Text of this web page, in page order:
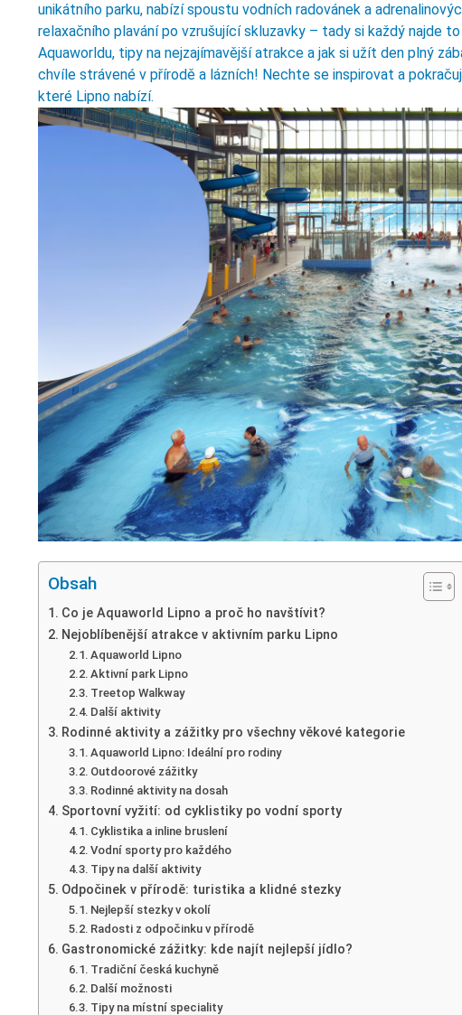
unikátního parku, nabízí spoustu vodních radovánek a
relaxačního plavání po vzrušující skluzavky – tady si každý najde
Aquaworldu, tipy na nejzajímavější atrakce a jak si užít den plný
chvíle strávené v přírodě a lázních! Nechte se inspirovat a
které Lipno nabízí.
Obsah
Co je Aquaworld Lipno a proč ho navštívit?
Nejoblíbenější atrakce v aktivním parku Lipno
Aquaworld Lipno
Aktivní park Lipno
Treetop Walkway
Další aktivity
Rodinné aktivity a zážitky pro všechny věkové kategorie
Aquaworld Lipno: Ideální pro rodiny
Outdoorové zážitky
Rodinné aktivity na dosah
Sportovní vyžití: od cyklistiky po vodní sporty
Cyklistika a inline bruslení
Vodní sporty pro každého
Tipy na další aktivity
Odpočinek v přírodě: turistika a klidné stezky
Nejlepší stezky v okolí
Radosti z odpočinku v přírodě
Gastronomické zážitky: kde najít nejlepší jídlo?
Tradiční česká kuchyně
Další možnosti
Tipy na místní speciality